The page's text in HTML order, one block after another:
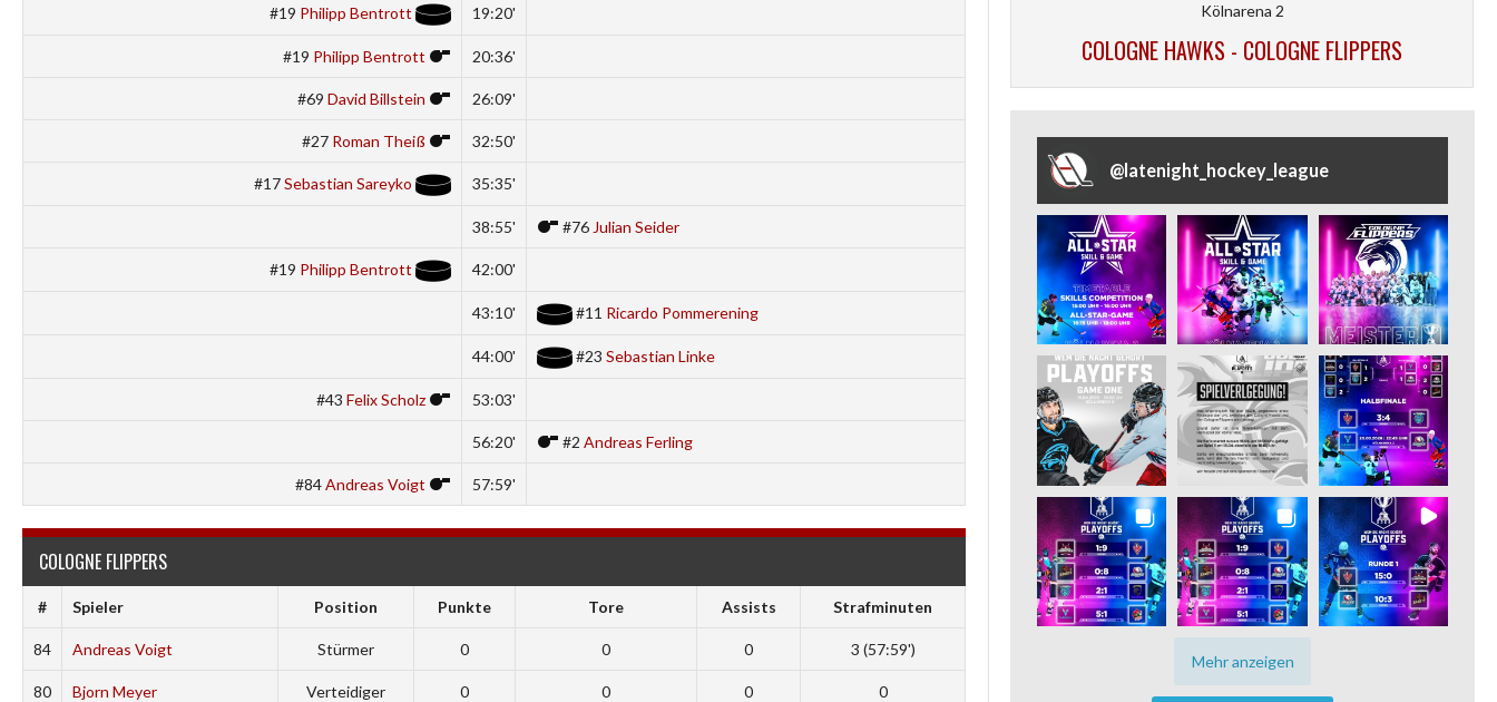
#19 Philipp Bentrott 19:20'
#19 Philipp Bentrott 20:36'
#69David Billstein 26:09'
#27 Roman Theiß 32:50'
#17Sebastian Sareyko 35:35'
38:55' #76 Julian Seider
#19 Philipp Bentrott 42:00'
43:10' #11 Ricardo Pommerening
44:00' #23 Sebastian Linke
#43Felix Scholz 53:03'
56:20' #2 Andreas Ferling
#84Andreas Voigt 57:59'
COLOGNE FLIPPERS
# Spieler Position Punkte Tore Assists Strafminuten
84 Andreas Voigt Stürmer 0 0 0 3 (57:59')
80 Bjorn Meyer Verteidiger 0 0 0 0
Kölnarena 2
COLOGNE HAWKS - COLOGNE FLIPPERS
@latenight_hockey_league
Mehr anzeigen